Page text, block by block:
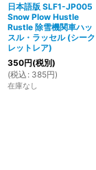
日本語版 SLF1-JP005
Snow Plow Hustle
Rustle 除雪機関車ハッ
スル・ラッセル (シーク
レットレア)
350円(税別)
(税込 : 385円)
在庫なし